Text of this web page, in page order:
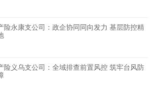
险永康支公司：政企协同同向发力 基层防控精
险义乌支公司：全域排查前置风控 筑牢台风防